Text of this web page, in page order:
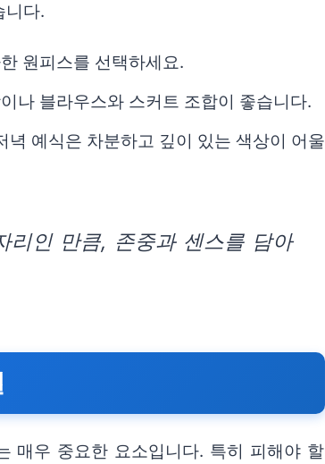
니다.
원피스를 선택하세요.
나 블라우스와 스커트 조합이 좋습니다.
예식은 차분하고 깊이 있는 색상이 어울
리인 만큼, 존중과 센스를 담아
매우 중요한 요소입니다. 특히 피해야 할